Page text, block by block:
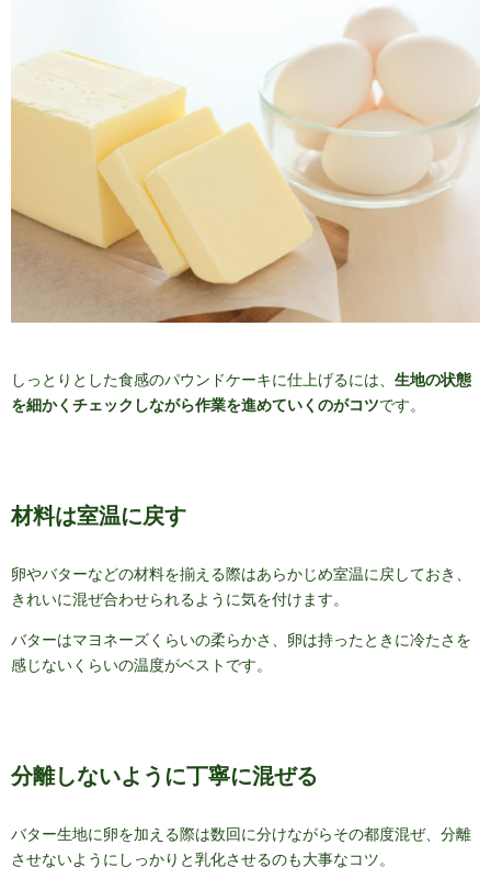
しっとりとした食感のパウンドケーキに仕上げるには、 生地の状態
を細かくチェックしながら作業を進めていくのがコツです。
材料は室温に戻す
卵やバターなどの材料を揃える際はあらかじめ室温に戻しておき、
きれいに混ぜ合わせられるように気を付けます。
バターはマヨネーズくらいの柔らかさ、卵は持ったときに冷たさを
感じないくらいの温度がベストです。
分離しないように丁寧に混ぜる
バター生地に卵を加える際は数回に分けながらその都度混ぜ、分離
させないようにしっかりと乳化させるのも大事なコツ。